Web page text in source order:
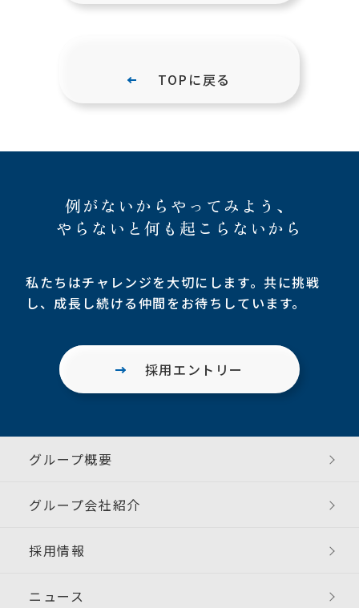
TOPに戻る
例がないからやってみよう、
やらないと何も起こらないから
私たちはチャレンジを大切にします。共に挑戦
し、成長し続ける仲間をお待ちしています。
採用エントリー
グループ概要
グループ会社紹介
採用情報
ニュース